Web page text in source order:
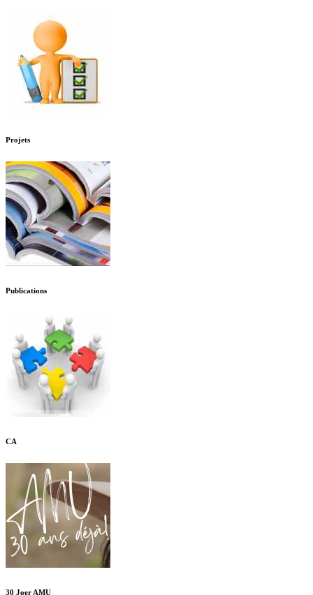
Projets
Publications
CA
30 Joer AMU